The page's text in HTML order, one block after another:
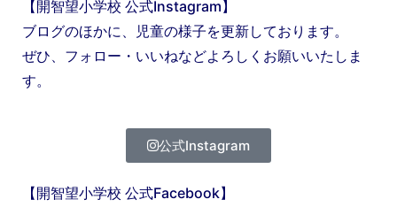
【開智望小学校 公式Instagram】
ブログのほかに、児童の様子を更新しております。
ぜひ、フォロー・いいねなどよろしくお願いいたしま
す。
公式Instagram
【開智望小学校 公式Facebook】